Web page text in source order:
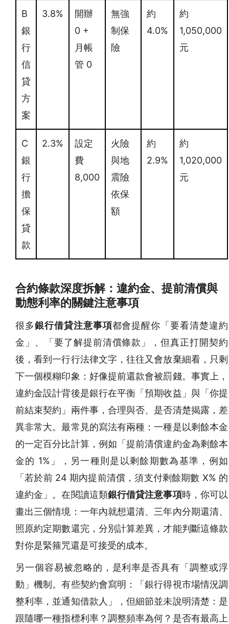
B
銀
行
信
貸
方
案
3.8%
開辦
0 +
月帳
管 0
無強
制保
險
約
4.0%
約
1,050,000
元
C
銀
行
擔
保
貸
款
2.3%
設定
費
8,000
火險
與地
震險
依保
額
約
2.9%
約
1,020,000
元
合約條款深度拆解：違約金、提前清償與
動態利率的關鍵注意事項
很多銀行借貸注意事項都會提醒你「要看清楚違約
金」、「要了解提前清償條款」，但真正打開契約
後，看到一行行法律文字，往往又會放棄細看，只剩
下一個模糊印象：好像提前還款會被罰錢。事實上，
違約金設計背後是銀行在平衡「預期收益」與「你提
前結束契約」兩件事，合理與否、是否清楚揭露，差
異非常大。最常見的寫法有兩種：一種是以剩餘本金
的一定百分比計算，例如「提前清償違約金為剩餘本
金的 1%」，另一種則是以剩餘期數為基準，例如
「若於前 24 期內提前清償，須支付剩餘期數 X% 的
違約金」。在閱讀這類銀行借貸注意事項時，你可以
畫出三個情境：一年內就想還清、三年內分期還清、
照原約定期數還完，分別計算差異，才能判斷這條款
對你是緊箍咒還是可接受的成本。
另一個容易被忽略的，是利率是否具有「調整或浮
動」機制。有些契約會寫明：「銀行得視市場情況調
整利率，並通知借款人」，但細節並未說明清楚：是
跟隨哪一種指標利率？調整頻率為何？是否有最高上